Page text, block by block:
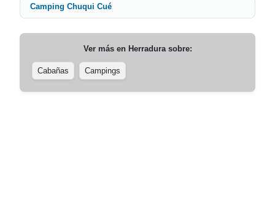
Camping Chuqui Cué
Ver más en Herradurasobre:
Cabañas Campings